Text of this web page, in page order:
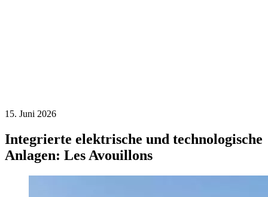
15. Juni 2026
Integrierte elektrische und technologische
Anlagen: Les Avouillons